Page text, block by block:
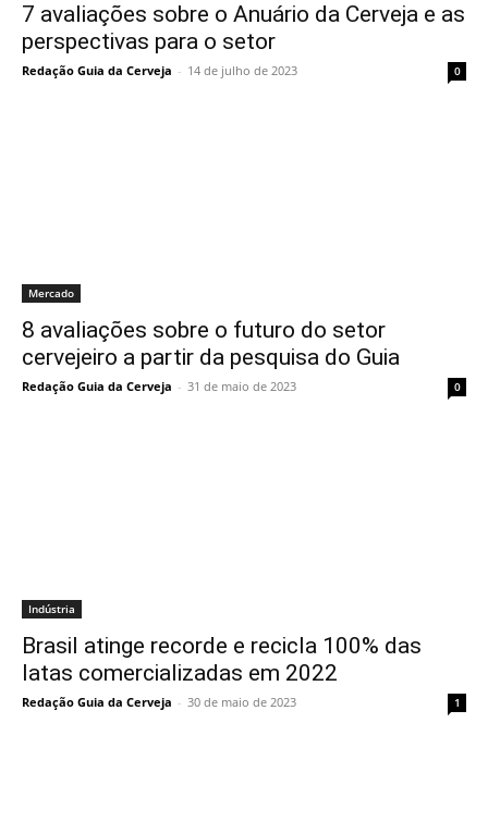
7 avaliações sobre o Anuário da Cerveja e as
perspectivas para o setor
Redação Guia da Cerveja - 14 de julho de 2023 0
Mercado
8 avaliações sobre o futuro do setor
cervejeiro a partir da pesquisa do Guia
Redação Guia da Cerveja - 31 de maio de 2023 0
Indústria
Brasil atinge recorde e recicla 100% das
latas comercializadas em 2022
Redação Guia da Cerveja - 30 de maio de 2023 1